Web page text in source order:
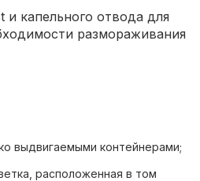
и капельного отвода для
размораживания
выдвигаемыми контейнерами;
расположенная в том